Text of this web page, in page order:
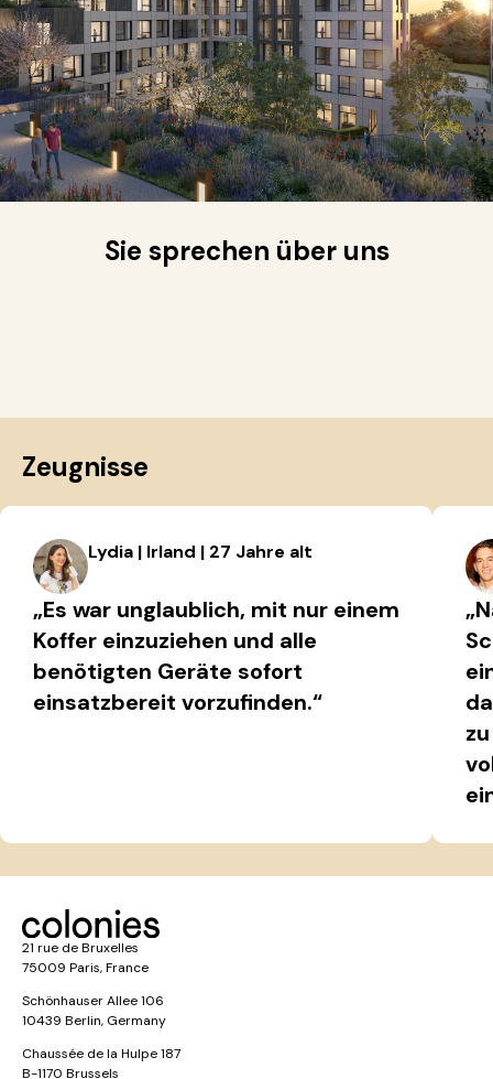
Sie sprechen über uns
Zeugnisse
Lydia | Irland | 27 Jahre alt
„Es war unglaublich, mit nur einem
Koffer einzuziehen und alle
benötigten Geräte sofort
einsatzbereit vorzufinden.“
21 rue de Bruxelles
75009 Paris, France
Schönhauser Allee 106
10439 Berlin, Germany
Chaussée de la Hulpe 187
B-1170 Brussels